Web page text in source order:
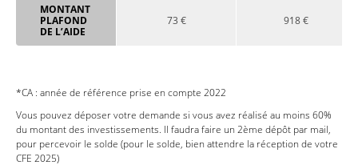
MONTANT
PLAFOND
DE L’AIDE
73 € 918 €
*CA : année de référence prise en compte 2022
Vous pouvez déposer votre demande si vous avez réalisé au moins 60%
du montant des investissements. Il faudra faire un 2ème dépôt par mail,
pour percevoir le solde (pour le solde, bien attendre la réception de votre
CFE 2025)